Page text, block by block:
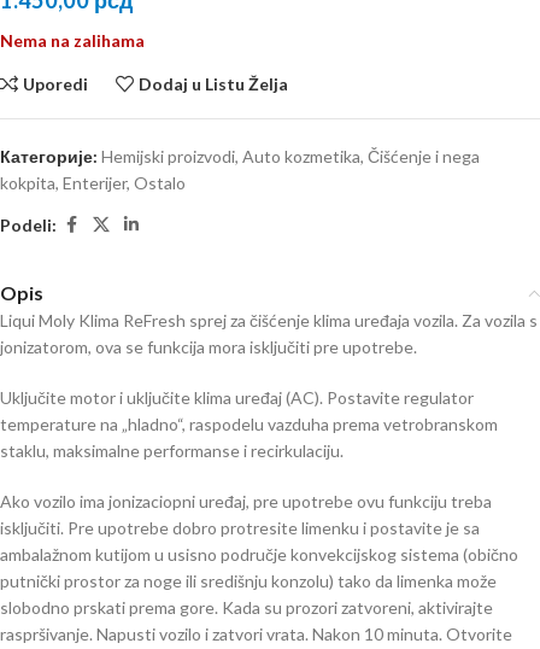
Nema na zalihama
Uporedi Dodaj u Listu Želja
Категорије: Hemijski proizvodi, Auto kozmetika, Čišćenje i nega
kokpita, Enterijer, Ostalo
Podeli:
Opis
Liqui Moly Klima ReFresh sprej za čišćenje klima uređaja vozila. Za vozila s
jonizatorom, ova se funkcija mora isključiti pre upotrebe.
Uključite motor i uključite klima uređaj (AC). Postavite regulator
temperature na „hladno“, raspodelu vazduha prema vetrobranskom
staklu, maksimalne performanse i recirkulaciju.
Ako vozilo ima jonizaciopni uređaj, pre upotrebe ovu funkciju treba
isključiti. Pre upotrebe dobro protresite limenku i postavite je sa
ambalažnom kutijom u usisno područje konvekcijskog sistema (obično
putnički prostor za noge ili središnju konzolu) tako da limenka može
slobodno prskati prema gore. Kada su prozori zatvoreni, aktivirajte
raspršivanje. Napusti vozilo i zatvori vrata. Nakon 10 minuta. Otvorite